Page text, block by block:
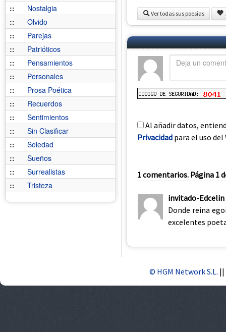
::
Nostalgia
::
Olvido
::
Parejas
::
Patrióticos
::
Pensamientos
::
Personales
::
Prosa Poética
::
Recuerdos
::
Sentimientos
::
Sin Clasificar
::
Soledad
::
Sueños
::
Surrealistas
::
Tristeza
Ver todas sus poesías
Al añadir datos,
Privacidad para el uso del
1 comentarios. Página 1
invitado-Edcelin
Donde reina
excelentes
© HGM Network S.L. ||